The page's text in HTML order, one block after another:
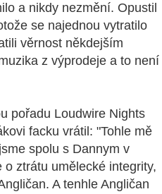
a nikdy nezmění. Opustil
se najednou vytratilo
věrnost někdejším
z výprodeje a to není
pořadu Loudwire Nights
facku vrátil: "Tohle mě
spolu s Dannym v
ztrátu umělecké integrity,
A tenhle Angličan